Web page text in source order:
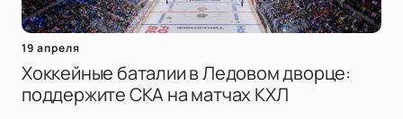
19 апреля
Хоккейные баталии в Ледовом дворце:
поддержите СКА на матчах КХЛ